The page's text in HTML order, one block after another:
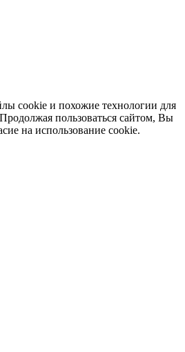
cookie и похожие технологии для
пользоваться сайтом, Вы
на использование cookie.